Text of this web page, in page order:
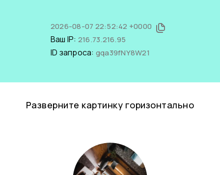
2026-08-07 22:52:42 +0000
Ваш IP: 216.73.216.95
ID запроса: gqa39fNY8W21
Разверните картинку горизонтально